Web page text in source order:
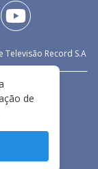
Televisão Record S.A
de